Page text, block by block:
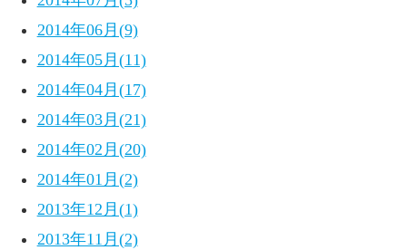
2014年06月(9)
2014年05月(11)
2014年04月(17)
2014年03月(21)
2014年02月(20)
2014年01月(2)
2013年12月(1)
2013年11月(2)